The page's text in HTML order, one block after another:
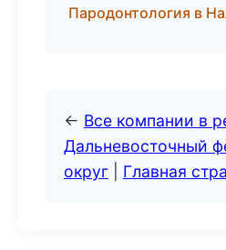
Пародонтология в
← Все компании в
Дальневосточный
округ
Главная